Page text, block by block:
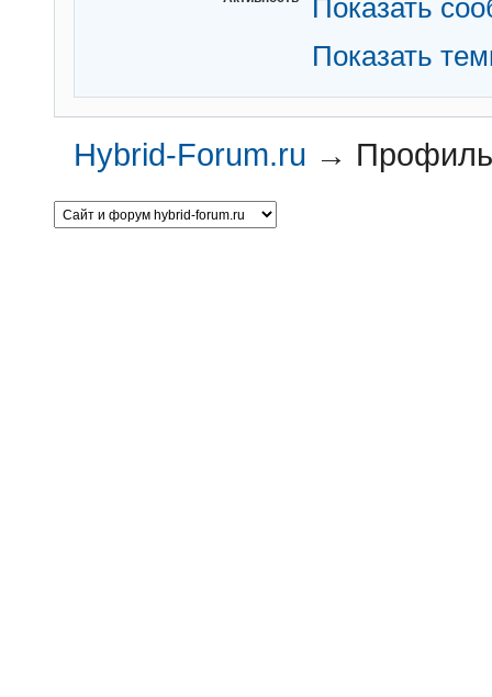
Показать
Показать
Hybrid-Forum.ru → Профиль